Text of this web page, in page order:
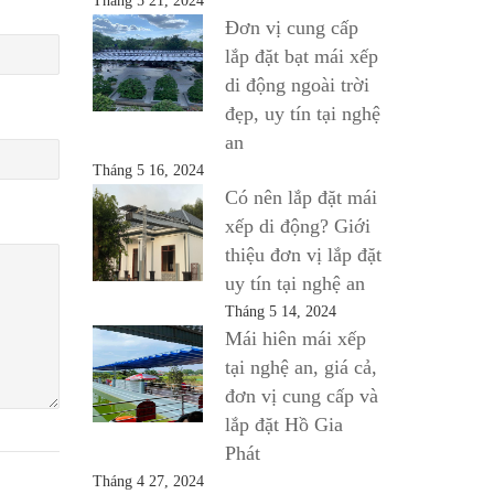
Đơn vị cung cấp
lắp đặt bạt mái xếp
di động ngoài trời
đẹp, uy tín tại nghệ
an
Tháng 5 16, 2024
Có nên lắp đặt mái
xếp di động? Giới
thiệu đơn vị lắp đặt
uy tín tại nghệ an
Tháng 5 14, 2024
Mái hiên mái xếp
tại nghệ an, giá cả,
đơn vị cung cấp và
lắp đặt Hồ Gia
Phát
Tháng 4 27, 2024